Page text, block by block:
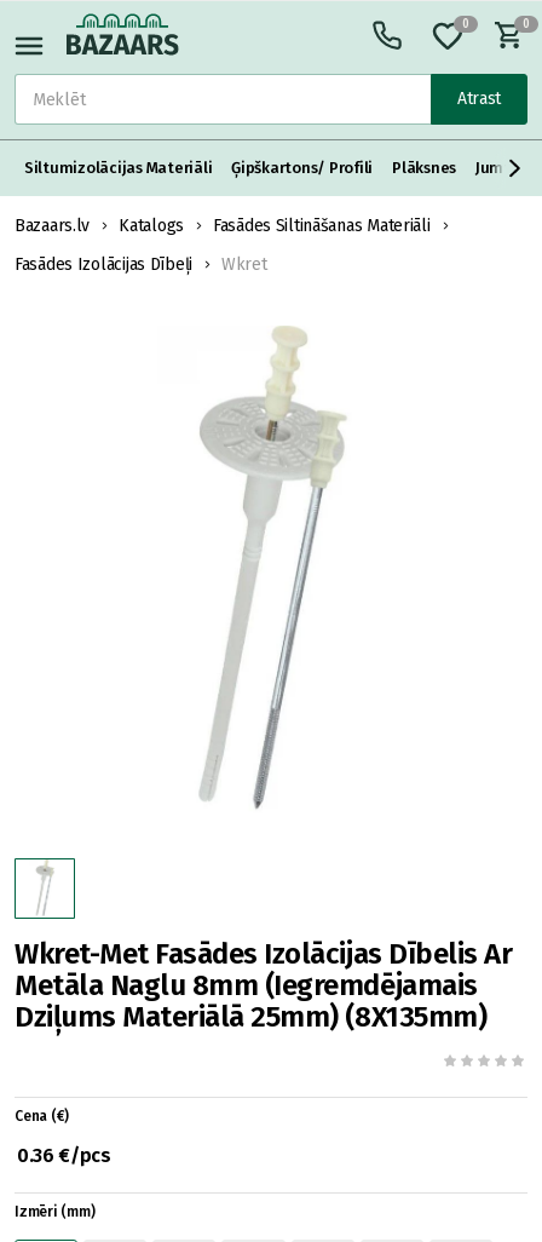
Atrast
0 0
Siltumizolācijas Materiāli Ģipškartons/ Profili Plāksnes Jumta
Bazaars.lv Katalogs
Fasādes Siltināšanas Materiāli
Fasādes Izolācijas Dībeļi
Wkret
Wkret-Met Fasādes Izolācijas Dībelis Ar
Metāla Naglu 8mm (Iegremdējamais
Dziļums Materiālā 25mm) (8X135mm)
Cena (€)
0.36 €/pcs
Izmēri (mm)